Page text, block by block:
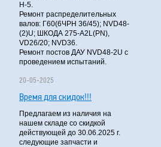
Н-5.
Ремонт распределительных
валов: Г60(6ЧРН 36/45); NVD48-
(2)U; ШКОДА 275-A2L(PN),
VD26/20; NVD36.
Ремонт постов ДАУ NVD48-2U с
проведением испытаний.
20-05-2025
Время для скидок!!!
Предлагаем из наличия на
нашем складе со скидкой
действующей до 30.06.2025 г.
следующие запчасти и